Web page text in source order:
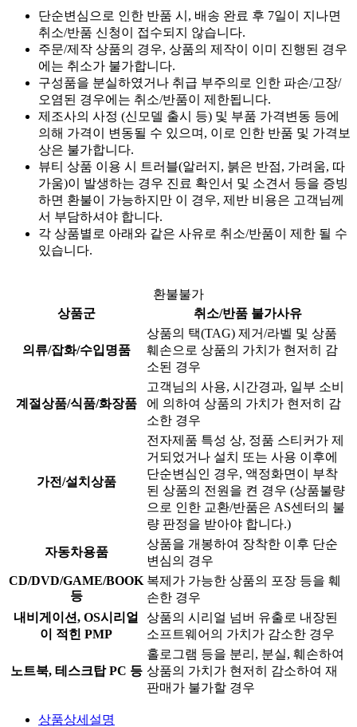
단순변심으로 인한 반품 시, 배송 완료 후 7일이 지나면
취소/반품 신청이 접수되지 않습니다.
주문/제작 상품의 경우, 상품의 제작이 이미 진행된 경우
에는 취소가 불가합니다.
구성품을 분실하였거나 취급 부주의로 인한 파손/고장/
오염된 경우에는 취소/반품이 제한됩니다.
제조사의 사정 (신모델 출시 등) 및 부품 가격변동 등에
의해 가격이 변동될 수 있으며, 이로 인한 반품 및 가격보
상은 불가합니다.
뷰티 상품 이용 시 트러블(알러지, 붉은 반점, 가려움, 따
가움)이 발생하는 경우 진료 확인서 및 소견서 등을 증빙
하면 환불이 가능하지만 이 경우, 제반 비용은 고객님께
서 부담하셔야 합니다.
각 상품별로 아래와 같은 사유로 취소/반품이 제한 될 수
있습니다.
환불불가
상품군
취소/반품 불가사유
의류/잡화/수입명품
상품의 택(TAG) 제거/라벨 및 상품
훼손으로 상품의 가치가 현저히 감
소된 경우
계절상품/식품/화장품
고객님의 사용, 시간경과, 일부 소비
에 의하여 상품의 가치가 현저히 감
소한 경우
가전/설치상품
전자제품 특성 상, 정품 스티커가 제
거되었거나 설치 또는 사용 이후에
단순변심인 경우, 액정화면이 부착
된 상품의 전원을 켠 경우 (상품불량
으로 인한 교환/반품은 AS센터의 불
량 판정을 받아야 합니다.)
자동차용품
상품을 개봉하여 장착한 이후 단순
변심의 경우
CD/DVD/GAME/BOOK
등
복제가 가능한 상품의 포장 등을 훼
손한 경우
내비게이션, OS시리얼
이 적힌 PMP
상품의 시리얼 넘버 유출로 내장된
소프트웨어의 가치가 감소한 경우
노트북, 테스크탑 PC 등
홀로그램 등을 분리, 분실, 훼손하여
상품의 가치가 현저히 감소하여 재
판매가 불가할 경우
상품상세설명